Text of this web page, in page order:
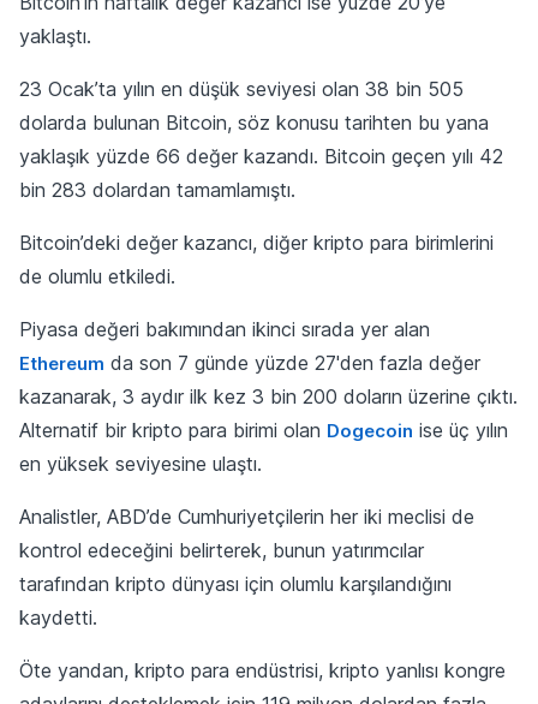
yaklaştı.
23 Ocak’ta yılın en düşük seviyesi olan 38 bin 505
dolarda bulunan Bitcoin, söz konusu tarihten bu yana
yaklaşık yüzde 66 değer kazandı. Bitcoin geçen yılı 42
bin 283 dolardan tamamlamıştı.
Bitcoin’deki değer kazancı, diğer kripto para birimlerini
de olumlu etkiledi.
Piyasa değeri bakımından ikinci sırada yer alan
Ethereum da son 7 günde yüzde 27'den fazla değer
kazanarak, 3 aydır ilk kez 3 bin 200 doların üzerine çıktı.
Alternatif bir kripto para birimi olan Dogecoin ise üç yılın
en yüksek seviyesine ulaştı.
Analistler, ABD’de Cumhuriyetçilerin her iki meclisi de
kontrol edeceğini belirterek, bunun yatırımcılar
tarafından kripto dünyası için olumlu karşılandığını
kaydetti.
Öte yandan, kripto para endüstrisi, kripto yanlısı kongre